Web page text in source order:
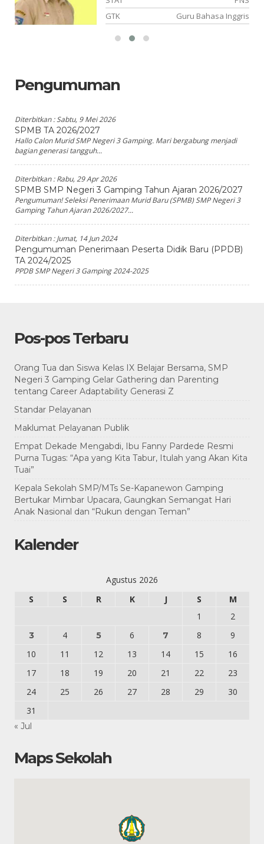
GTK
Guru Bahasa Inggris
Pengumuman
Diterbitkan :Sabtu, 9 Mei 2026
SPMB TA 2026/2027
Hallo Calon Murid SMP Negeri 3 Gamping. Mari bergabung menjadi
bagian generasi tangguh...
Diterbitkan :Rabu, 29 Apr 2026
SPMB SMP Negeri 3 Gamping Tahun Ajaran 2026/2027
Pengumuman! Seleksi Penerimaan Murid Baru (SPMB) SMP Negeri 3
Gamping Tahun Ajaran 2026/2027...
Diterbitkan :Jumat, 14 Jun 2024
Pengumuman Penerimaan Peserta Didik Baru (PPDB)
TA 2024/2025
PPDB SMP Negeri 3 Gamping 2024-2025
Pos-pos Terbaru
Orang Tua dan Siswa Kelas IX Belajar Bersama, SMP
Negeri 3 Gamping Gelar Gathering dan Parenting
tentang Career Adaptability Generasi Z
Standar Pelayanan
Maklumat Pelayanan Publik
Empat Dekade Mengabdi, Ibu Fanny Pardede Resmi
Purna Tugas: “Apa yang Kita Tabur, Itulah yang Akan Kita
Tuai”
Kepala Sekolah SMP/MTs Se-Kapanewon Gamping
Bertukar Mimbar Upacara, Gaungkan Semangat Hari
Anak Nasional dan “Rukun dengan Teman”
Kalender
Agustus 2026
S
S R K J S
M
1
2
3 4 5 6 7 8
9
10
11 12 13 14 15
16
17
18 19 20 21 22
23
24
25 26 27 28 29
30
31
« Jul
Maps Sekolah